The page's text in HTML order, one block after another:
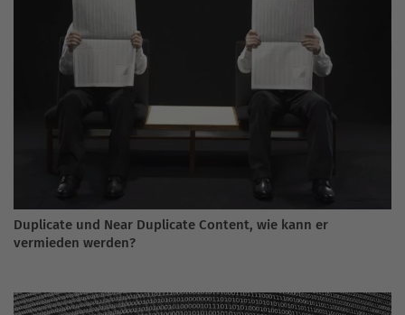
Duplicate und Near Duplicate Content, wie kann er
vermieden werden?